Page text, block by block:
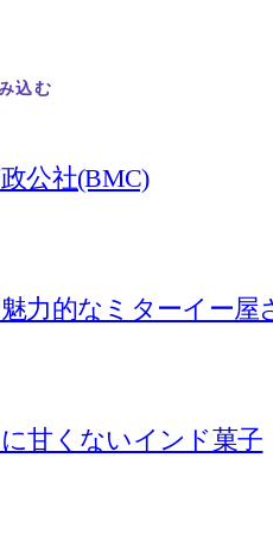
込む
公社(BMC)
力的なミターイー屋
甘くないインド菓子